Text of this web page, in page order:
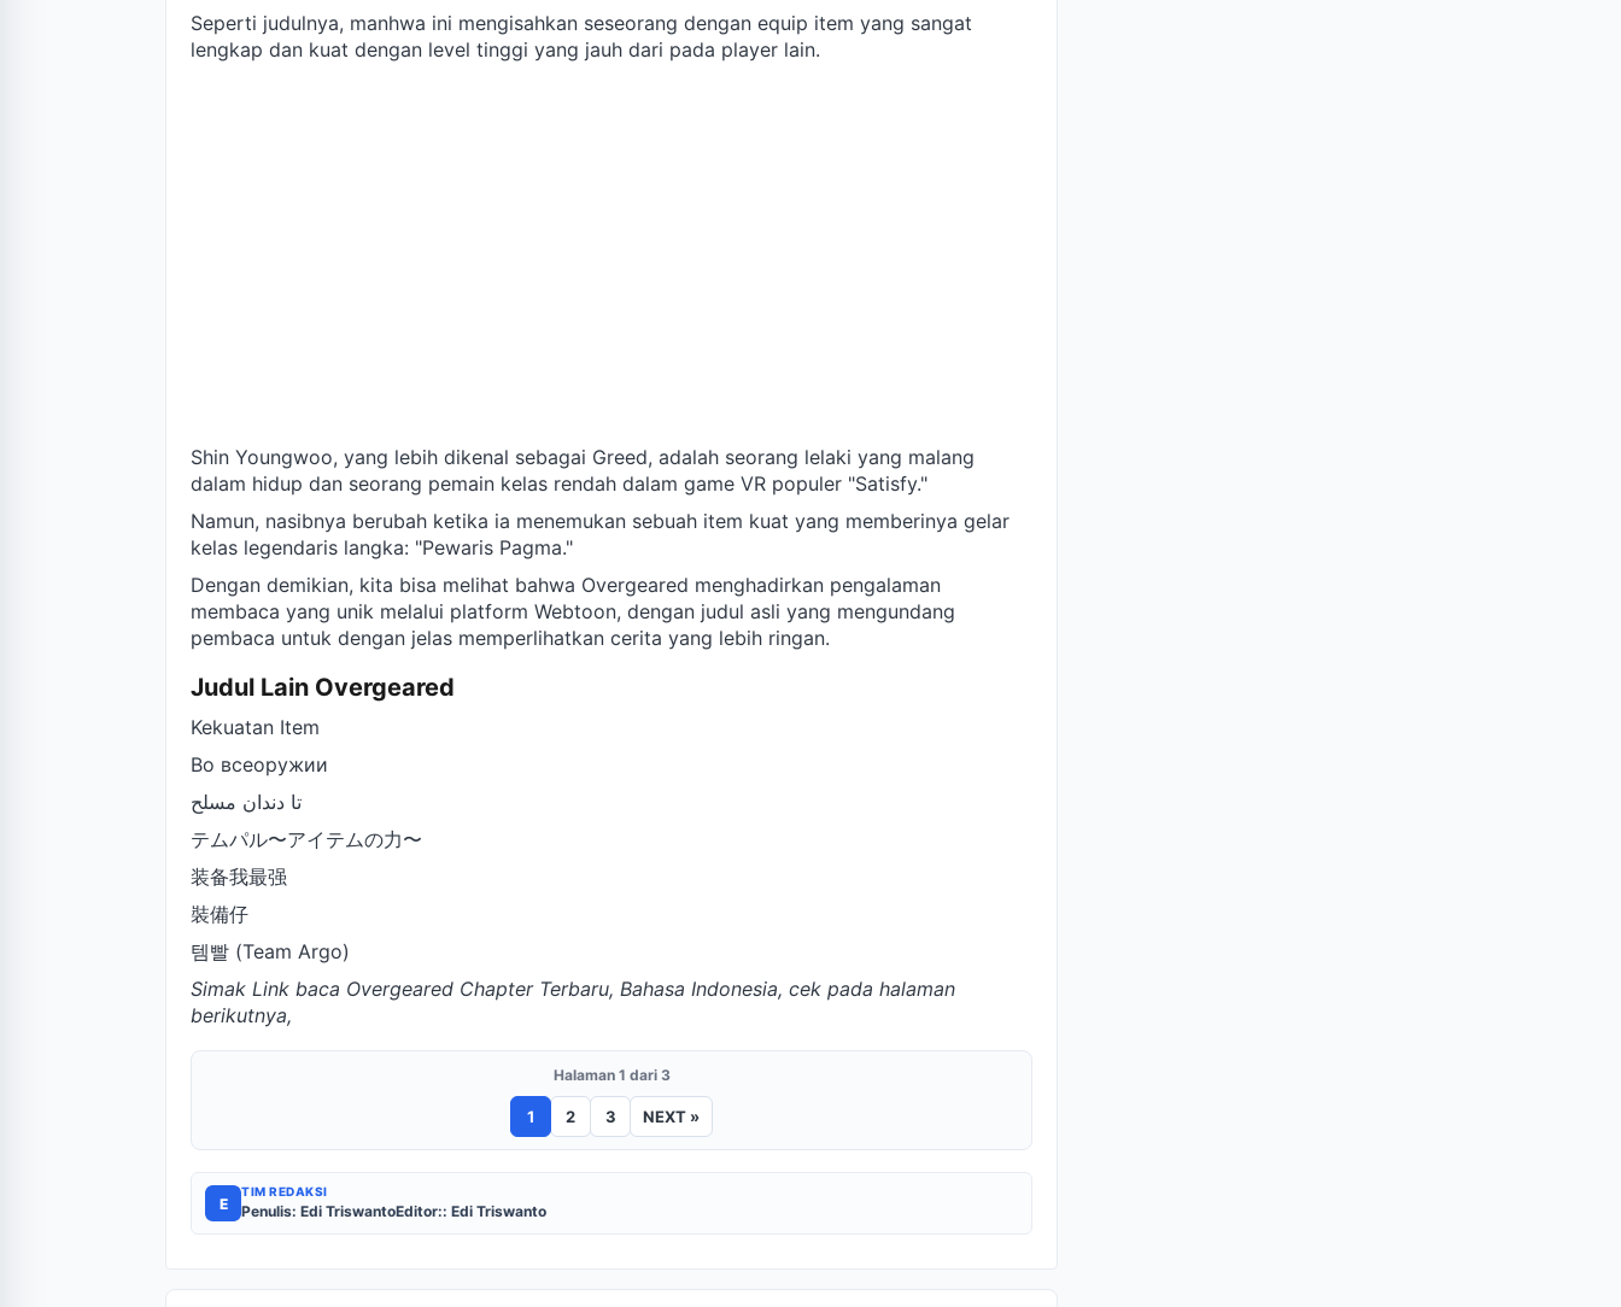
Seperti judulnya, manhwa ini mengisahkan seseorang dengan equip item yang sangat
lengkap dan kuat dengan level tinggi yang jauh dari pada player lain.
Shin Youngwoo, yang lebih dikenal sebagai Greed, adalah seorang lelaki yang malang
dalam hidup dan seorang pemain kelas rendah dalam game VR populer "Satisfy."
Namun, nasibnya berubah ketika ia menemukan sebuah item kuat yang memberinya gelar
kelas legendaris langka: "Pewaris Pagma."
Dengan demikian, kita bisa melihat bahwa Overgeared menghadirkan pengalaman
membaca yang unik melalui platform Webtoon, dengan judul asli yang mengundang
pembaca untuk dengan jelas memperlihatkan cerita yang lebih ringan.
Judul Lain Overgeared
Kekuatan Item
Во всеоружии
تا دندان مسلح
テムパル〜アイテムの力〜
装备我最强
裝備仔
템빨 (Team Argo)
Simak Link baca Overgeared Chapter Terbaru, Bahasa Indonesia, cek pada halaman
berikutnya,
Halaman 1 dari 3
1 2 3 NEXT »
E
TIM REDAKSI
Penulis: Edi TriswantoEditor:: Edi Triswanto